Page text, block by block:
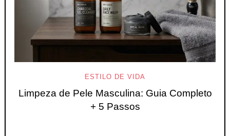
ESTILO DE VIDA
Limpeza de Pele Masculina: Guia Completo
+ 5 Passos